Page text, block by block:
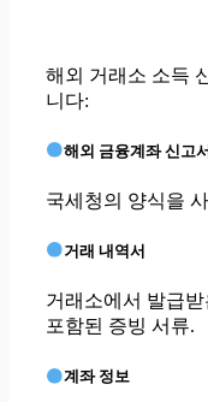
해외 거래소 소득
니다:
해외 금융계좌 신고서
국세청의 양식을
거래 내역서
거래소에서 발급
포함된 증빙 서류.
계좌 정보